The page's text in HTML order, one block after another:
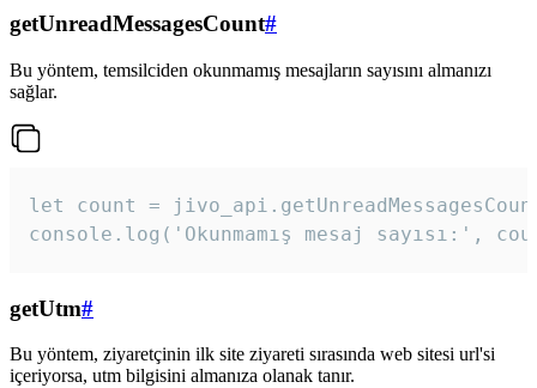
getUnreadMessagesCount#
Bu yöntem, temsilciden okunmamış mesajların sayısını almanızı
sağlar.
let count =
console.log('Okunmamış mesaj sayısı:',
getUtm#
Bu yöntem, ziyaretçinin ilk site ziyareti sırasında web sitesi url'si
içeriyorsa, utm bilgisini almanıza olanak tanır.